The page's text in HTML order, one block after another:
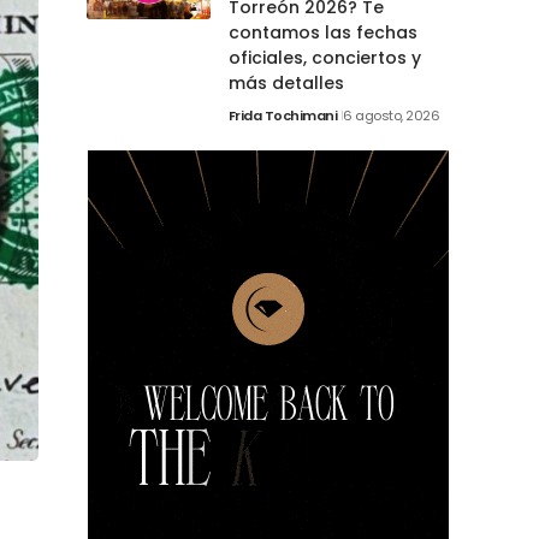
Torreón 2026? Te
contamos las fechas
oficiales, conciertos y
más detalles
Frida Tochimani 6 agosto, 2026